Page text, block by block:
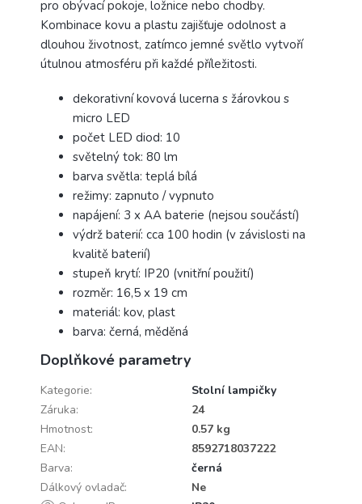
pro obývací pokoje, ložnice nebo chodby.
Kombinace kovu a plastu zajišťuje odolnost a
dlouhou životnost, zatímco jemné světlo vytvoří
útulnou atmosféru při každé příležitosti.
dekorativní kovová lucerna s žárovkou s
micro LED
počet LED diod: 10
světelný tok: 80 lm
barva světla: teplá bílá
režimy: zapnuto / vypnuto
napájení: 3 x AA baterie (nejsou součástí)
výdrž baterií: cca 100 hodin (v závislosti na
kvalitě baterií)
stupeň krytí: IP20 (vnitřní použití)
rozměr: 16,5 x 19 cm
materiál: kov, plast
barva: černá, měděná
Doplňkové parametry
Kategorie:
Stolní lampičky
Záruka:
24
Hmotnost:
0.57 kg
EAN:
8592718037222
Barva:
černá
Dálkový ovladač:
Ne